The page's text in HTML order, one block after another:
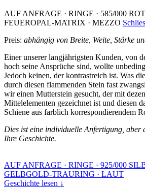
AUF ANFRAGE · RINGE · 585/000
FEUEROPAL-MATRIX · MEZZO
Preis: abhängig von Breite, Weite, Stärke
Einer unserer langjährigsten Kunden, von
hoch seine Ansprüche sind, wollte
Jedoch keinen, der kontrastreich ist. Was
durch diesen flammenden Stein fast
wir einen Mutterstein gesucht, der mit
Mittelelementen gezeichnet ist und diesen
Schiene aus farblich korrespondierendem
Dies ist eine individuelle Anfertigung, aber
Ihre Geschichte.
AUF ANFRAGE · RINGE · 925/000
GELBGOLD-TRAURING · LAUT
Geschichte lesen ↓